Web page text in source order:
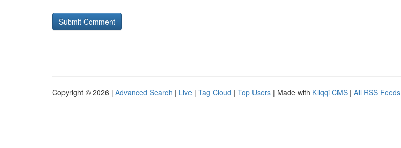
Copyright © 2026 | Advanced Search | Live | Tag Cloud | Top Users | Made with Kliqqi CMS | All RSS Feeds